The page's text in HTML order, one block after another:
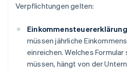
Verpflichtungen gelten:
müssen jährliche
einreichen. Welches
müssen, hängt von der